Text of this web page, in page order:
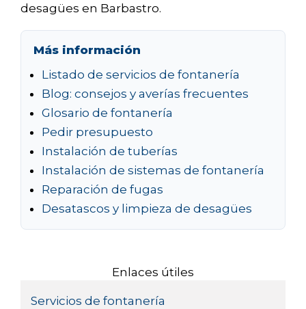
desagües en Barbastro.
Más información
Listado de servicios de fontanería
Blog: consejos y averías frecuentes
Glosario de fontanería
Pedir presupuesto
Instalación de tuberías
Instalación de sistemas de fontanería
Reparación de fugas
Desatascos y limpieza de desagües
Enlaces útiles
Servicios de fontanería